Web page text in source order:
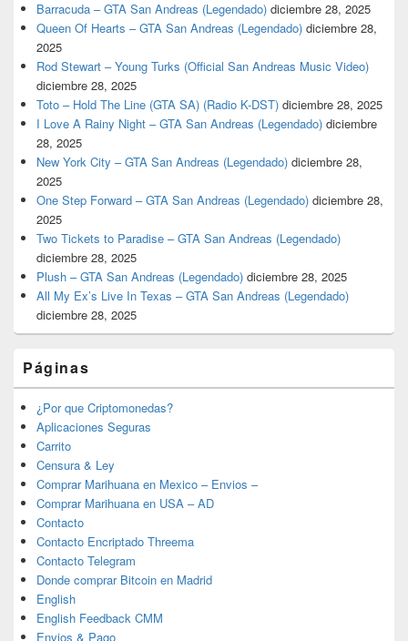
Barracuda – GTA San Andreas (Legendado) diciembre 28, 2025
Queen Of Hearts – GTA San Andreas (Legendado) diciembre 28,
2025
Rod Stewart – Young Turks (Official San Andreas Music Video)
diciembre 28, 2025
Toto – Hold The Line (GTA SA) (Radio K-DST) diciembre 28, 2025
I Love A Rainy Night – GTA San Andreas (Legendado) diciembre
28, 2025
New York City – GTA San Andreas (Legendado) diciembre 28,
2025
One Step Forward – GTA San Andreas (Legendado) diciembre 28,
2025
Two Tickets to Paradise – GTA San Andreas (Legendado)
diciembre 28, 2025
Plush – GTA San Andreas (Legendado) diciembre 28, 2025
All My Ex’s Live In Texas – GTA San Andreas (Legendado)
diciembre 28, 2025
Páginas
¿Por que Criptomonedas?
Aplicaciones Seguras
Carrito
Censura & Ley
Comprar Marihuana en Mexico – Envios –
Comprar Marihuana en USA – AD
Contacto
Contacto Encriptado Threema
Contacto Telegram
Donde comprar Bitcoin en Madrid
English
English Feedback CMM
Envios & Pago